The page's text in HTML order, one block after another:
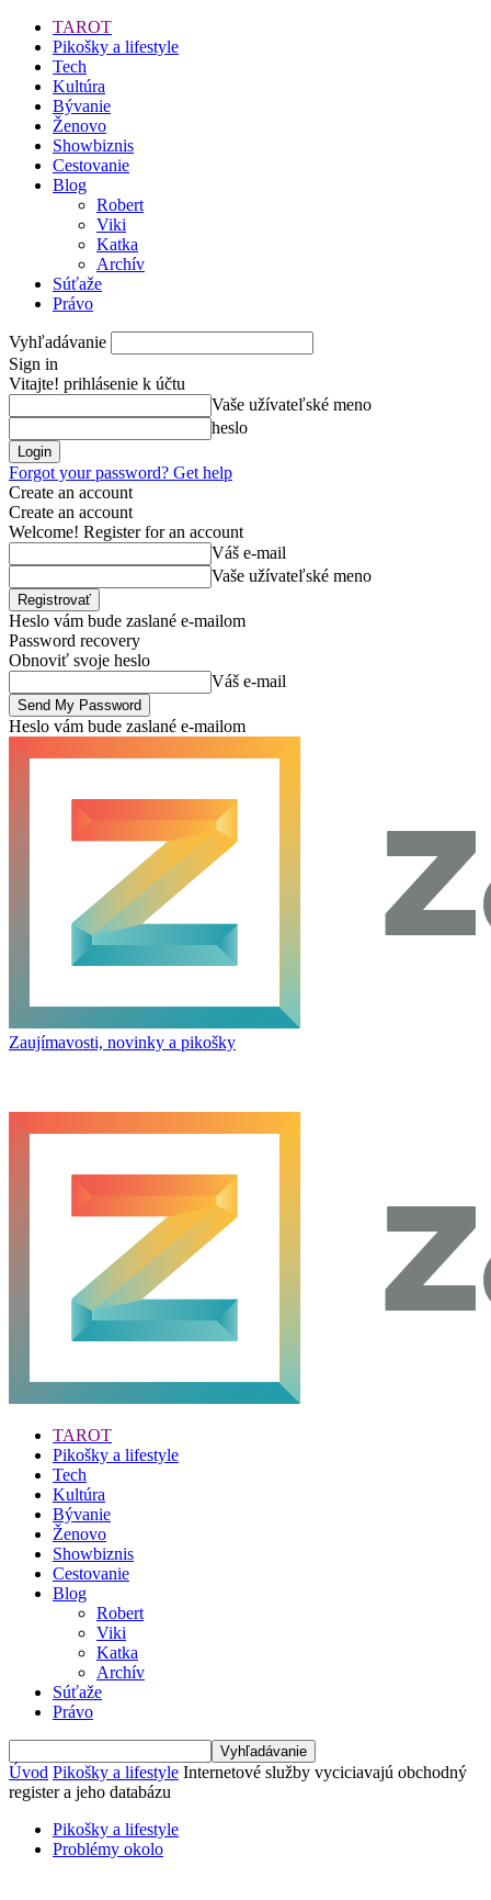
TAROT
Pikošky a lifestyle
Tech
Kultúra
Bývanie
Ženovo
Showbiznis
Cestovanie
Blog
Robert
Viki
Katka
Archív
Súťaže
Právo
Vyhľadávanie
Sign in
Vitajte! prihlásenie k účtu
Vaše užívateľské meno
heslo
Forgot your password? Get help
Create an account
Create an account
Welcome! Register for an account
Váš e-mail
Vaše užívateľské meno
Heslo vám bude zaslané e-mailom
Password recovery
Obnoviť svoje heslo
Váš e-mail
Heslo vám bude zaslané e-mailom
Zaujímavosti, novinky a pikošky
TAROT
Pikošky a lifestyle
Tech
Kultúra
Bývanie
Ženovo
Showbiznis
Cestovanie
Blog
Robert
Viki
Katka
Archív
Súťaže
Právo
Úvod Pikošky a lifestyle Internetové služby vyciciavajú obchodný
register a jeho databázu
Pikošky a lifestyle
Problémy okolo